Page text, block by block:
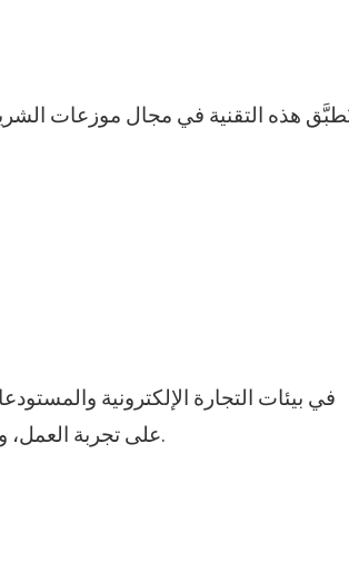
هذه التقنية في مجال موزعات
في بيئات التجارة الإلكترونية
على تجربة العمل، وتعمل هذه البراءة على تحسين الصديقة للبيئة واستقرار المعدات بشكل مباشر.